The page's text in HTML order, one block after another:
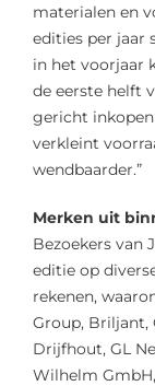
materialen en
edities per jaar
in het voorjaar
de eerste helft
gericht
verkleint
wendbaarder.”
Merken uit
Bezoekers van
editie op
rekenen,
Group, Briljant,
Drijfhout, GL
Wilhelm